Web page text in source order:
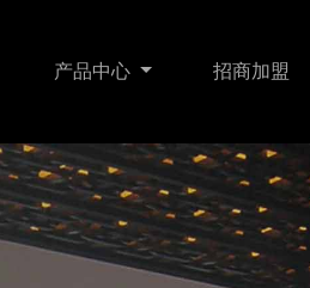
产品中心
智能照明 门锁传感
招商加盟
智能家居
关于我们